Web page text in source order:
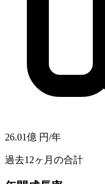
26.01億 円/年
過去12ヶ月の合計